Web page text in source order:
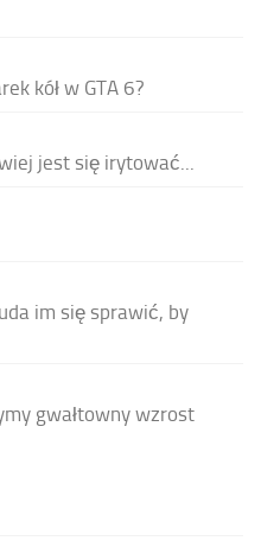
kół w GTA 6?
jest się irytować...
im się sprawić, by
gwałtowny wzrost